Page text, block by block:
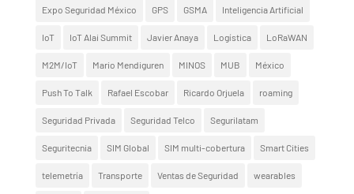
Expo Seguridad México GPS GSMA Inteligencia Artificial
IoT IoT Alai Summit Javier Anaya Logística LoRaWAN
M2M/IoT Mario Mendiguren MINOS MUB México
Push To Talk Rafael Escobar Ricardo Orjuela roaming
Seguridad Privada Seguridad Telco Segurilatam
Seguritecnia SIM Global SIM multi-cobertura Smart Cities
telemetría Transporte Ventas de Seguridad wearables